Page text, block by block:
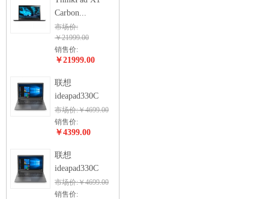
Carbon...
市场价:
￥21999.00
销售价:
￥21999.00
联想
ideapad330C
市场价:￥4699.00
销售价:
￥4399.00
联想
ideapad330C
市场价:￥4699.00
销售价: